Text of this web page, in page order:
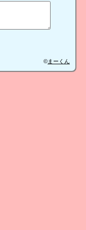
©まーくん